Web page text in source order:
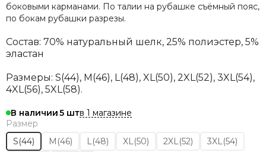
боковыми карманами. По талии на рубашке съёмный пояс,
по бокам рубашки разрезы.
Состав: 70% натуральный шелк, 25% полиэстер, 5%
эластан
Размеры: S(44), M(46), L(48), XL(50), 2XL(52), 3XL(54),
4XL(56), 5XL(58).
В наличии5
в 1 магазине
Размер
S(44)
M(46) L(48) XL(50) 2XL(52)
3XL(54)